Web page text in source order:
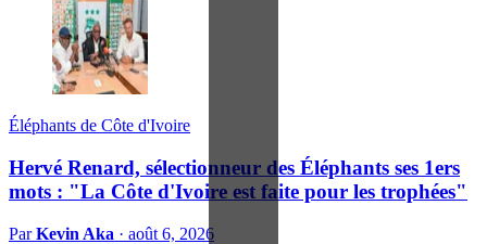
Éléphants de Côte d'Ivoire
Hervé Renard, sélectionneur des Éléphants ses 1ers
mots : "La Côte d'Ivoire est faite pour les trophées"
ParKevin Aka · août 6, 2026